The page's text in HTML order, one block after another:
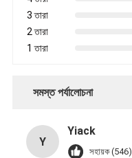
3 তারা
2 তারা
1 তারা
সমস্ত পর্যালোচনা
Y
Yiack
সহায়ক (546)